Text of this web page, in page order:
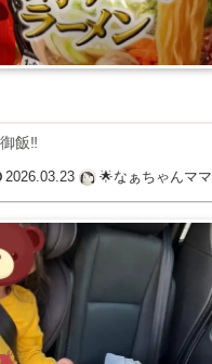
飯‼️
2026.03.23 🌟なぁちゃんママ